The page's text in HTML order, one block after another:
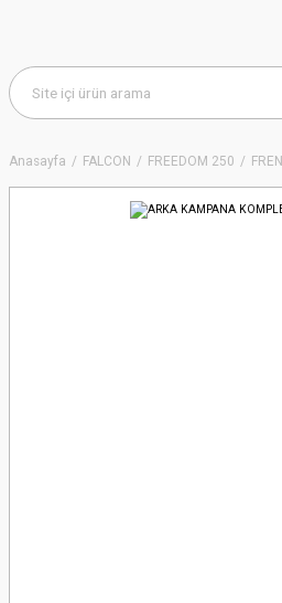
Anasayfa FALCON FREEDOM 250 FREN